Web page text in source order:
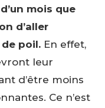
mois que
d’aller
poil. En effet,
leur
d’être moins
Ce n’est